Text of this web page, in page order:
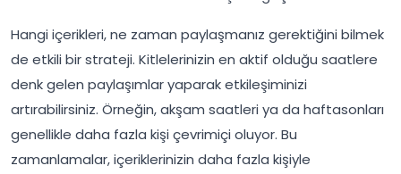
Hangi içerikleri, ne zaman paylaşmanız gerektiğini bilmek
de etkili bir strateji. Kitlelerinizin en aktif olduğu saatlere
denk gelen paylaşımlar yaparak etkileşiminizi
artırabilirsiniz. Örneğin, akşam saatleri ya da haftasonları
genellikle daha fazla kişi çevrimiçi oluyor. Bu
zamanlamalar, içeriklerinizin daha fazla kişiyle